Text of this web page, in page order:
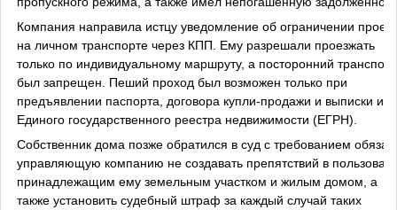
Компания направила истцу уведомление об ограничении
на личном транспорте через КПП. Ему разрешали проезжать
только по индивидуальному маршруту, а посторонний транспорт
был запрещен. Пеший проход был возможен только при
предъявлении паспорта, договора купли-продажи и выписки из
Единого государственного реестра недвижимости (ЕГРН).
Собственник дома позже обратился в суд с требованием
управляющую компанию не создавать препятствий в
принадлежащим ему земельным участком и жилым домом, а
также установить судебный штраф за каждый случай таких